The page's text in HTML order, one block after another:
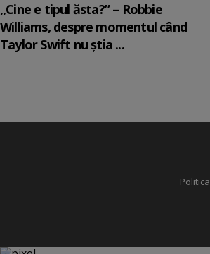
„Cine e tipul ăsta?” – Robbie
Williams, despre momentul când
Taylor Swift nu știa ...